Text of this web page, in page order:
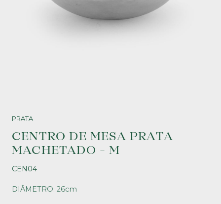
PRATA
CENTRO DE MESA PRATA
MACHETADO - M
CEN04
DIÂMETRO: 26cm